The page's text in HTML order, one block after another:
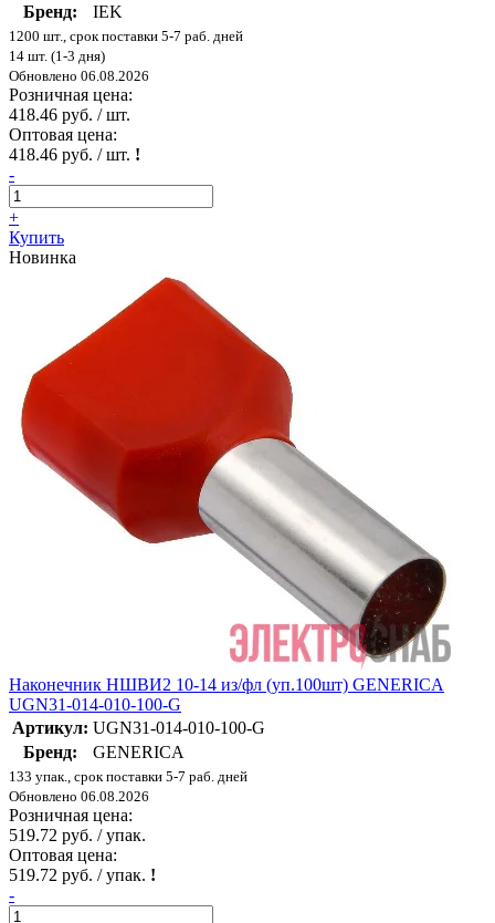
Бренд:
IEK
1200 шт., срок поставки 5-7 раб. дней
14 шт. (1-3 дня)
Обновлено 06.08.2026
Розничная цена:
418.46 руб. / шт.
Оптовая цена:
418.46 руб. / шт. !
-
+
Купить
Новинка
Наконечник НШВИ2 10-14 из/фл (уп.100шт) GENERICA
UGN31-014-010-100-G
Артикул: UGN31-014-010-100-G
Бренд:
GENERICA
133 упак., срок поставки 5-7 раб. дней
Обновлено 06.08.2026
Розничная цена:
519.72 руб. / упак.
Оптовая цена:
519.72 руб. / упак. !
-